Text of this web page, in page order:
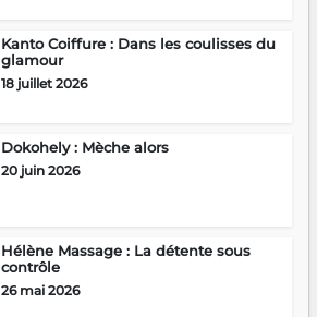
Kanto Coiffure : Dans les coulisses du
glamour
18 juillet 2026
Dokohely : Mèche alors
20 juin 2026
Hélène Massage : La détente sous
contrôle
26 mai 2026